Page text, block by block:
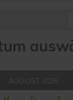
AUGUST 2026